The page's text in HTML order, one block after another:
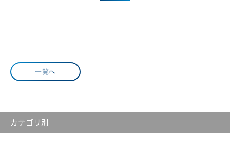
一覧へ
カテゴリ別